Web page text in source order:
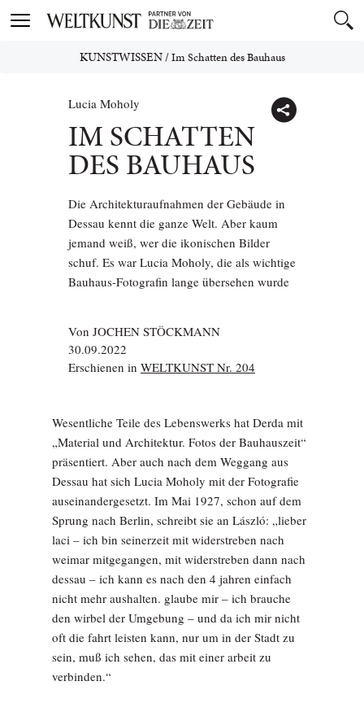
Toggle
KUNSTWISSEN/Im Schatten des Bauhaus
Lucia Moholy
IM SCHATTEN
DES BAUHAUS
Die Architekturaufnahmen der Gebäude in
Dessau kennt die ganze Welt. Aber kaum
jemand weiß, wer die ikonischen Bilder
schuf. Es war Lucia Moholy, die als wichtige
Bauhaus-Fotografin lange übersehen wurde
Von JOCHEN STÖCKMANN
30.09.2022
Erschienen in WELTKUNST Nr. 204
Wesentliche Teile des Lebenswerks hat Derda mit
„Material und Architektur. Fotos der Bauhauszeit“
präsentiert. Aber auch nach dem Weggang aus
Dessau hat sich Lucia Moholy mit der Fotografie
auseinandergesetzt. Im Mai 1927, schon auf dem
Sprung nach Berlin, schreibt sie an László: „lieber
laci – ich bin seinerzeit mit widerstreben nach
weimar mitgegangen, mit widerstreben dann nach
dessau – ich kann es nach den 4 jahren einfach
nicht mehr aushalten. glaube mir – ich brauche
den wirbel der Umgebung – und da ich mir nicht
oft die fahrt leisten kann, nur um in der Stadt zu
sein, muß ich sehen, das mit einer arbeit zu
verbinden.“